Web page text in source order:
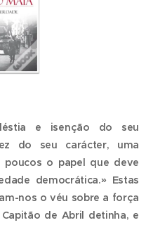
e isenção do seu
do seu carácter, uma
poucos o papel que deve
democrática.» Estas
nos o véu sobre a força
de Abril detinha, e